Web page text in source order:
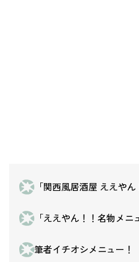
「関西風居酒屋 ええや
「ええやん！！名物メニ
筆者イチオシメニュー！